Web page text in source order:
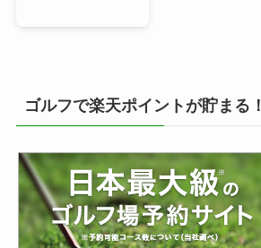
ゴルフで楽天ポイントが貯まる！